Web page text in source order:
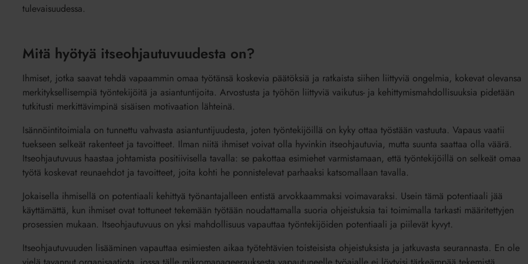
tulevaisuudessa.
Mitä hyötyä itseohjautuvuudesta on?
Ihmiset, jotka saavat tehdä vapaammin omaa työtänsä koskevia päätöksiä ja ratkaista siihen liittyviä ongelmia, kokevat olevansa
merkityksellisempiä työntekijöitä ja asiantuntijoita. Arvostusta ja työhön liittyviä vaikutus- ja kehittymismahdollisuuksia pidetään
tutkitusti merkittävimpinä sisäisen motivaation lähteinä.
Isännöintitoimiala on tunnettu vahvasta asiantuntijuudesta, joten työntekijöillä on kyky ottaa työstään vastuuta. Vapaus vaatii
tuekseen selkeät rakenteet ja tavoitteet. Ilman niitä ihmiset voivat olla hyvinkin itseohjautuvia, mutta suunta saattaa olla väärä.
Itseohjautuvuus haastaa johtamista positiivisella tavalla: se pakottaa esimiehet varmistamaan, että työntekijöillä on selkeät omaa
työtä koskevat reunaehdot ja tavoitteet, joita kohti he ponnistelevat parhaaksi katsomallaan tavalla.
Jokaisella ihmisellä on potentiaali kehittyä työnantajalleen entistä arvokkaammaksi voimavaraksi. Usein tämä potentiaali jää
käyttämättä, kun ihmiset ovat tottuneet tekemään työtään noudattamalla suoria ohjeistuksia tai toimimalla tarkasti määritettyjen
prosessien mukaan. Itseohjautuvuus on yksi mahdollisuus vapauttaa työntekijöiden potentiaali ja piilevät kyvyt.
Itseohjautuvuuden lisääminen vapauttaa esimiesten aikaa työtehtävien toisteisista ohjeistuksista ja jatkuvasta seurannasta. En ole